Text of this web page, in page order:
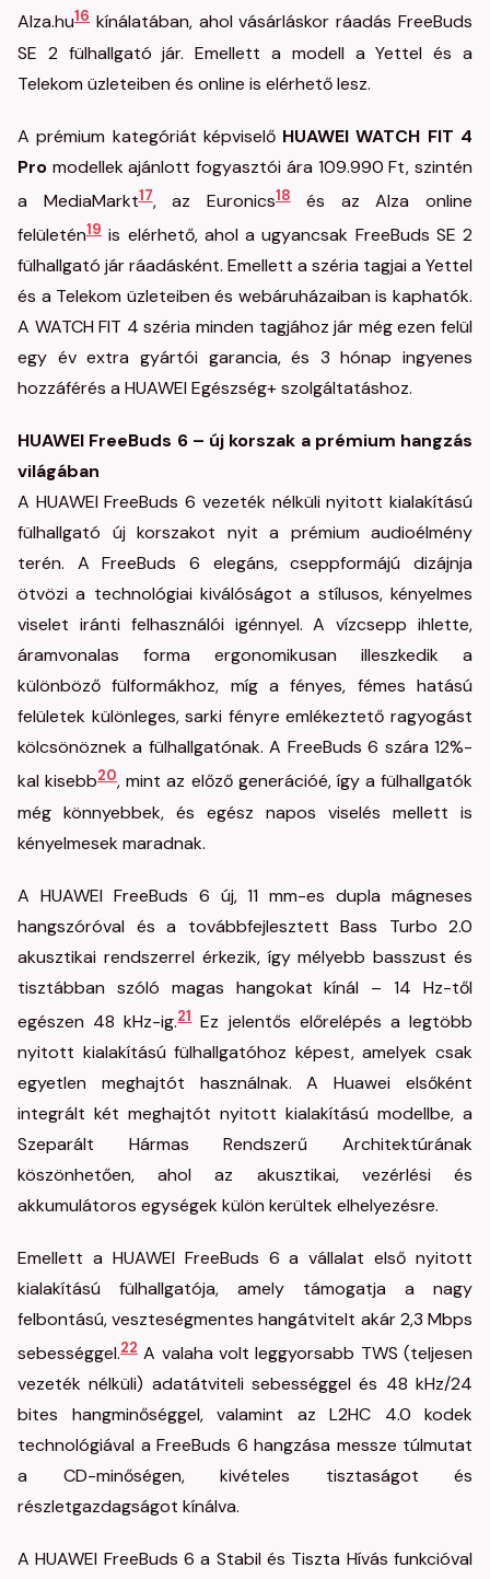
Alza.hu16 kínálatában, ahol vásárláskor ráadás FreeBuds
SE 2 fülhallgató jár. Emellett a modell a Yettel és a
Telekom üzleteiben és online is elérhető lesz.
A prémium kategóriát képviselő HUAWEI WATCH FIT 4
Pro modellek ajánlott fogyasztói ára 109.990 Ft, szintén
a MediaMarkt17, az Euronics18és az Alza online
felületén19 is elérhető, ahol a ugyancsak FreeBuds SE 2
fülhallgató jár ráadásként. Emellett a széria tagjai a Yettel
és a Telekom üzleteiben és webáruházaiban is kaphatók.
A WATCH FIT 4 széria minden tagjához jár még ezen felül
egy év extra gyártói garancia, és 3 hónap ingyenes
hozzáférés a HUAWEI Egészség+ szolgáltatáshoz.
HUAWEI FreeBuds 6 – új korszak a prémium hangzás
világában
A HUAWEI FreeBuds 6 vezeték nélküli nyitott kialakítású
fülhallgató új korszakot nyit a prémium audioélmény
terén. A FreeBuds 6 elegáns, cseppformájú dizájnja
ötvözi a technológiai kiválóságot a stílusos, kényelmes
viselet iránti felhasználói igénnyel. A vízcsepp ihlette,
áramvonalas forma ergonomikusan illeszkedik a
különböző fülformákhoz, míg a fényes, fémes hatású
felületek különleges, sarki fényre emlékeztető ragyogást
kölcsönöznek a fülhallgatónak. A FreeBuds 6 szára 12%-
kal kisebb20, mint az előző generációé, így a fülhallgatók
még könnyebbek, és egész napos viselés mellett is
kényelmesek maradnak.
A HUAWEI FreeBuds 6 új, 11 mm-es dupla mágneses
hangszóróval és a továbbfejlesztett Bass Turbo 2.0
akusztikai rendszerrel érkezik, így mélyebb basszust és
tisztábban szóló magas hangokat kínál – 14 Hz-től
egészen 48 kHz-ig.21Ez jelentős előrelépés a legtöbb
nyitott kialakítású fülhallgatóhoz képest, amelyek csak
egyetlen meghajtót használnak. A Huawei elsőként
integrált két meghajtót nyitott kialakítású modellbe, a
Szeparált Hármas Rendszerű Architektúrának
köszönhetően, ahol az akusztikai, vezérlési és
akkumulátoros egységek külön kerültek elhelyezésre.
Emellett a HUAWEI FreeBuds 6 a vállalat első nyitott
kialakítású fülhallgatója, amely támogatja a nagy
felbontású, veszteségmentes hangátvitelt akár 2,3 Mbps
sebességgel.22 A valaha volt leggyorsabb TWS (teljesen
vezeték nélküli) adatátviteli sebességgel és 48 kHz/24
bites hangminőséggel, valamint az L2HC 4.0 kodek
technológiával a FreeBuds 6 hangzása messze túlmutat
a CD-minőségen, kivételes tisztaságot és
részletgazdagságot kínálva.
A HUAWEI FreeBuds 6 a Stabil és Tiszta Hívás funkcióval